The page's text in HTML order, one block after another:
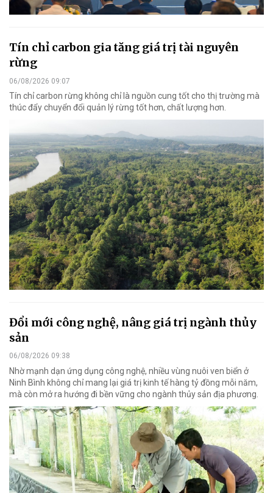
Tín chỉ carbon gia tăng giá trị tài nguyên
rừng
06/08/2026 09:07
Tín chỉ carbon rừng không chỉ là nguồn cung tốt cho thị trường mà
thúc đẩy chuyển đổi quản lý rừng tốt hơn, chất lượng hơn.
Đổi mới công nghệ, nâng giá trị ngành thủy
sản
06/08/2026 09:38
Nhờ mạnh dạn ứng dụng công nghệ, nhiều vùng nuôi ven biển ở
Ninh Bình không chỉ mang lại giá trị kinh tế hàng tỷ đồng mỗi năm,
mà còn mở ra hướng đi bền vững cho ngành thủy sản địa phương.